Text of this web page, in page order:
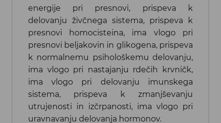
energije pri presnovi, prispeva k
delovanju živčnega sistema, prispeva k
presnovi homocisteina, ima vlogo pri
presnovi beljakovin in glikogena, prispeva
k normalnemu psihološkemu delovanju,
ima vlogo pri nastajanju rdečih krvničk,
ima vlogo pri delovanju imunskega
sistema, prispeva k zmanjševanju
utrujenosti in izčrpanosti, ima vlogo pri
uravnavanju delovanja hormonov.